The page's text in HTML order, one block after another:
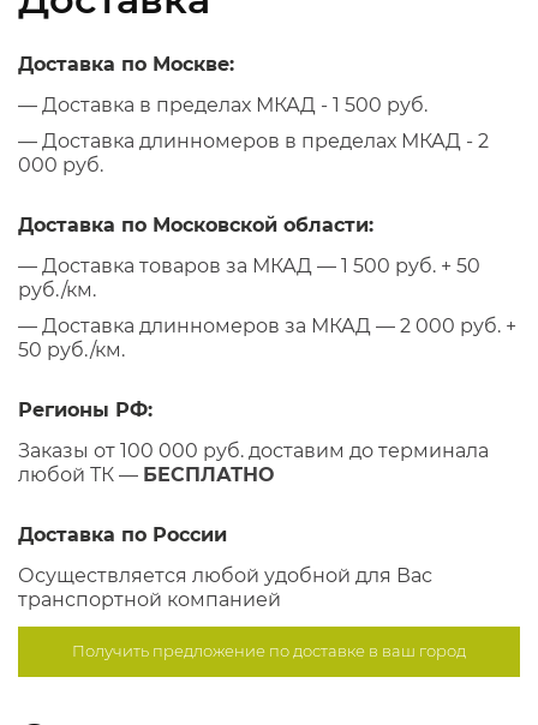
Доставка по Москве:
— Доставка в пределах МКАД - 1 500 руб.
— Доставка длинномеров в пределах МКАД - 2
000 руб.
Доставка по Московской области:
— Доставка товаров за МКАД — 1 500 руб. + 50
руб./км.
— Доставка длинномеров за МКАД — 2 000 руб. +
50 руб./км.
Регионы РФ:
Заказы от 100 000 руб. доставим до терминала
любой ТК — БЕСПЛАТНО
Доставка по России
Осуществляется любой удобной для Вас
транспортной компанией
Получить предложение подоставке в ваш город